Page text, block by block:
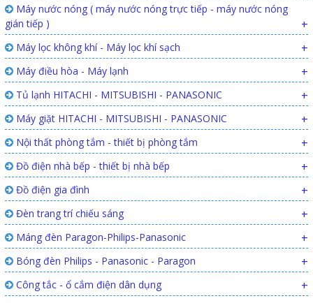
Máy nước nóng ( máy nước nóng trực tiếp - máy nước nóng
gián tiếp )
+
Máy lọc không khí - Máy lọc khí sạch +
Máy điều hòa - Máy lạnh +
Tủ lạnh HITACHI - MITSUBISHI - PANASONIC +
Máy giặt HITACHI - MITSUBISHI - PANASONIC +
Nội thất phòng tắm - thiết bị phòng tắm +
Đồ điện nhà bếp - thiết bị nhà bếp +
Đồ điện gia đình +
Đèn trang trí chiếu sáng +
Máng đèn Paragon-Philips-Panasonic +
Bóng đèn Philips - Panasonic - Paragon +
Công tắc - ổ cắm điện dân dụng +